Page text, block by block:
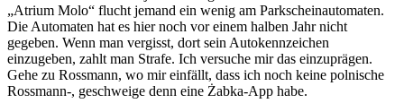
„Atrium Molo“ flucht jemand ein wenig am Parkscheinautomaten.
Die Automaten hat es hier noch vor einem halben Jahr nicht
gegeben. Wenn man vergisst, dort sein Autokennzeichen
einzugeben, zahlt man Strafe. Ich versuche mir das einzuprägen.
Gehe zu Rossmann, wo mir einfällt, dass ich noch keine polnische
Rossmann-, geschweige denn eine Żabka-App habe.